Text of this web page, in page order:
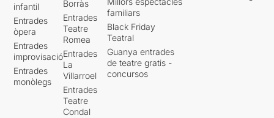
infantil
Entrades
òpera
Entrades
improvisació
Entrades
monòlegs
Borràs
Entrades
Teatre
Romea
Entrades
La
Villarroel
Entrades
Teatre
Condal
familiars
Black Friday
Teatral
Guanya entrades
de teatre gratis -
concursos